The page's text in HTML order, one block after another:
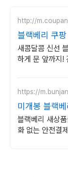
http://
블랙베리 쿠
새콤달콤 신선
하게 문 앞까지!
https://
미개봉 블랙
브랜드 중고거
블랙베리 새상
화 없는 안전결